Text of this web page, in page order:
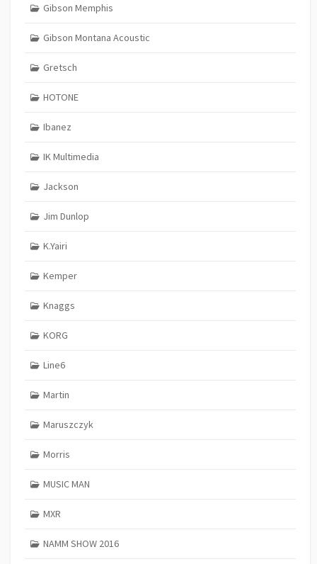
Gibson Memphis
Gibson Montana Acoustic
Gretsch
HOTONE
Ibanez
IK Multimedia
Jackson
Jim Dunlop
K.Yairi
Kemper
Knaggs
KORG
Line6
Martin
Maruszczyk
Morris
MUSIC MAN
MXR
NAMM SHOW 2016